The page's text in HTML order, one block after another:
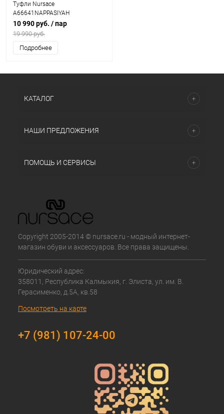
Туфли Nursace
A66641NAPPASIYAH
10 990 руб. / пар
19 990 руб.
Подробнее
КАТАЛОГ
НАШИ ПРЕДЛОЖЕНИЯ
ПОМОЩЬ И СЕРВИСЫ
Copyright 2005-2014 © nursace.ru - модный интернет-
магазин обуви и аксессуаров. Все права защищены.
Юридический адрес:
358011, Республика Калмыкия, г. Элиста, ул. им. В.
Герасименко, д.5А, кв.58
Посмотреть на карте
+7 (981) 107-24-00